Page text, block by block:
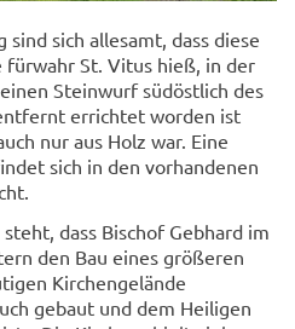
sind sich allesamt, dass diese
St. Vitus hieß, in der
Steinwurf südöstlich des
errichtet worden ist
nur aus Holz war. Eine
sich in den vorhandenen
dass Bischof Gebhard im
den Bau eines größeren
Kirchengelände
gebaut und dem Heiligen